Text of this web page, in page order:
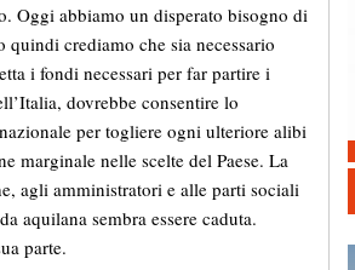
Oggi abbiamo un disperato bisogno di
crediamo che sia necessario
i fondi necessari per far partire i
dovrebbe consentire lo
per togliere ogni ulteriore alibi
marginale nelle scelte del Paese. La
agli amministratori e alle parti sociali
aquilana sembra essere caduta.
parte.